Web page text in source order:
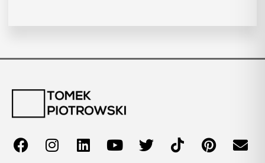
F
a
I
n
L
i
Y
o
T
w
T
i
P
i
E
n